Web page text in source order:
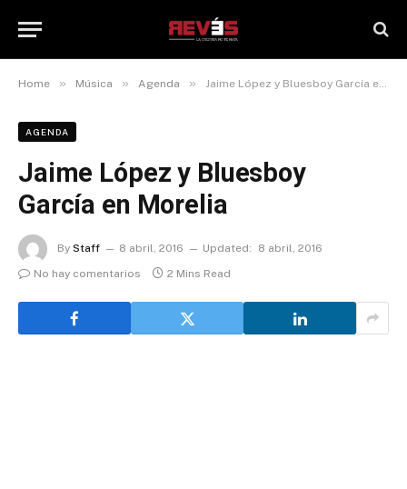
Home » Música » Agenda » Jaime López y Bluesboy García en Morelia
AGENDA
Jaime López y Bluesboy
García en Morelia
By Staff 8 abril, 2016 Updated:
8 abril, 2016
No hay comentarios
2 Mins Read